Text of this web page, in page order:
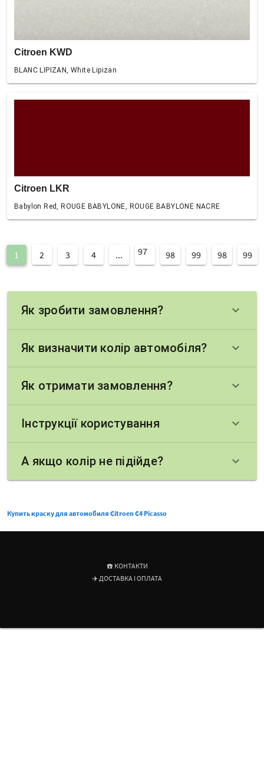
Citroen KWD
BLANC LIPIZAN, White Lipizan
Citroen LKR
Babylon Red, ROUGE BABYLONE, ROUGE BABYLONE NACRE
1 2 3 4 ... 97 98 99 98 99
Як зробити замовлення? keyboard_arrow_down
Як визначити колір автомобіля? keyboard_arrow_down
Як отримати замовлення? keyboard_arrow_down
Інструкції користування keyboard_arrow_down
А якщо колір не підійде? keyboard_arrow_down
Купить краску для автомобиля Citroen C4 Picasso
☎️ КОНТАКТИ
✈️ ДОСТАВКА І ОПЛАТА